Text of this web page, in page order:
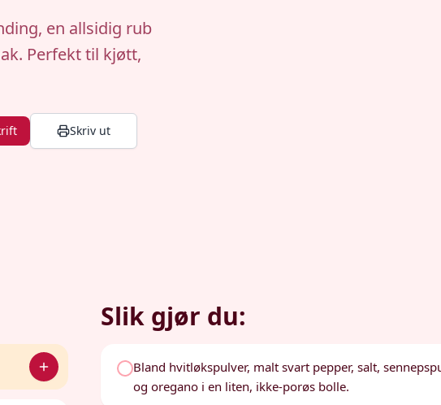
en allsidig rub
Perfekt til kjøtt,
Skriv ut
Slik gjør du:
Bland hvitløkspulver, malt svart pepper, salt,
og oregano i en liten, ikke-porøs bolle.